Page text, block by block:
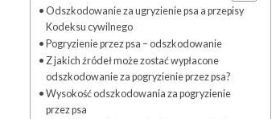
Odszkodowanie za ugryzienie psa a przepisy
Kodeksu cywilnego
Pogryzienie przez psa – odszkodowanie
Z jakich źródeł może zostać wypłacone
odszkodowanie za pogryzienie przez psa?
Wysokość odszkodowania za pogryzienie
przez psa